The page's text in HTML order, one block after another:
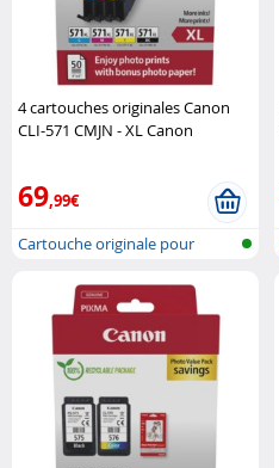
4 cartouches originales Canon
CLI-571 CMJN - XL Canon
69,99€
Cartouche originale pour